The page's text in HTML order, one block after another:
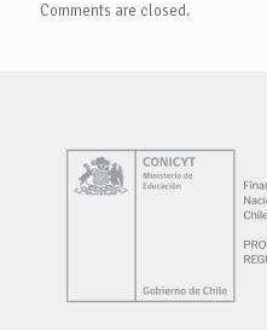
Comments are closed.